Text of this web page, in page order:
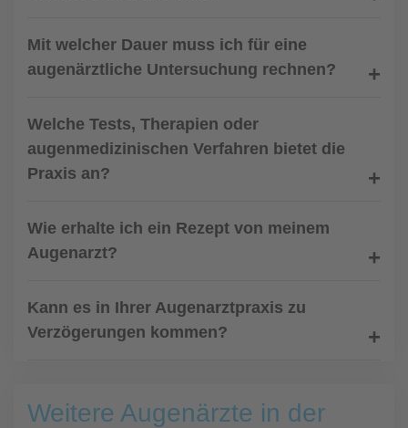
Mit welcher Dauer muss ich für eine
augenärztliche Untersuchung rechnen?
Welche Tests, Therapien oder
augenmedizinischen Verfahren bietet die
Praxis an?
Wie erhalte ich ein Rezept von meinem
Augenarzt?
Kann es in Ihrer Augenarztpraxis zu
Verzögerungen kommen?
Weitere Augenärzte in der